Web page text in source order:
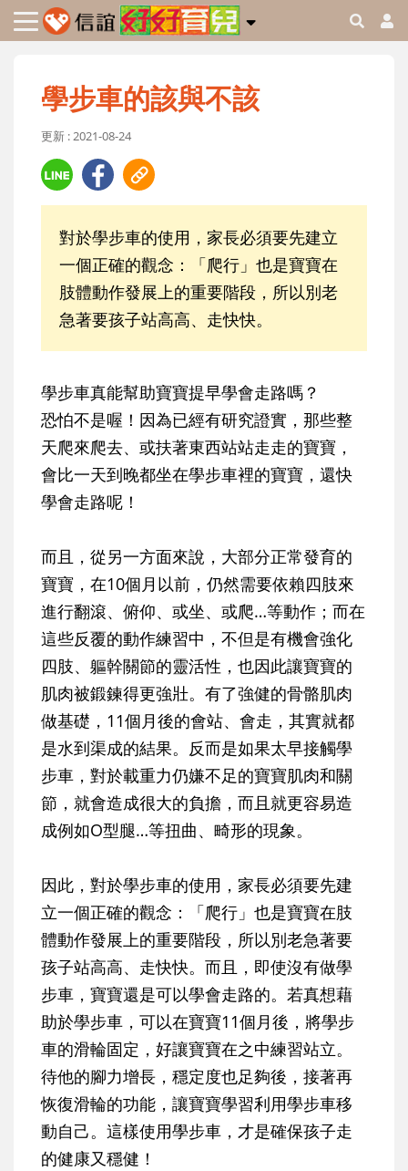
學步車的該與不該
更新 : 2021-08-24
對於學步車的使用，家長必須要先建立
一個正確的觀念：「爬行」也是寶寶在
肢體動作發展上的重要階段，所以別老
急著要孩子站高高、走快快。
學步車真能幫助寶寶提早學會走路嗎？
恐怕不是喔！因為已經有研究證實，那些整
天爬來爬去、或扶著東西站站走走的寶寶，
會比一天到晚都坐在學步車裡的寶寶，還快
學會走路呢！
而且，從另一方面來說，大部分正常發育的
寶寶，在10個月以前，仍然需要依賴四肢來
進行翻滾、俯仰、或坐、或爬…等動作；而在
這些反覆的動作練習中，不但是有機會強化
四肢、軀幹關節的靈活性，也因此讓寶寶的
肌肉被鍛鍊得更強壯。有了強健的骨骼肌肉
做基礎，11個月後的會站、會走，其實就都
是水到渠成的結果。反而是如果太早接觸學
步車，對於載重力仍嫌不足的寶寶肌肉和關
節，就會造成很大的負擔，而且就更容易造
成例如O型腿…等扭曲、畸形的現象。
因此，對於學步車的使用，家長必須要先建
立一個正確的觀念：「爬行」也是寶寶在肢
體動作發展上的重要階段，所以別老急著要
孩子站高高、走快快。而且，即使沒有做學
步車，寶寶還是可以學會走路的。若真想藉
助於學步車，可以在寶寶11個月後，將學步
車的滑輪固定，好讓寶寶在之中練習站立。
待他的腳力增長，穩定度也足夠後，接著再
恢復滑輪的功能，讓寶寶學習利用學步車移
動自己。這樣使用學步車，才是確保孩子走
的健康又穩健！